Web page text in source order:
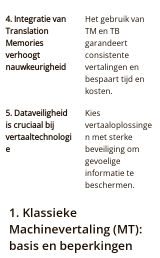
4. Integratie van
Translation
Memories
verhoogt
nauwkeurigheid
Het gebruik van
TM en TB
garandeert
consistente
vertalingen en
bespaart tijd en
kosten.
5. Dataveiligheid
is cruciaal bij
vertaaltechnologi
e
Kies
vertaaloplossinge
n met sterke
beveiliging om
gevoelige
informatie te
beschermen.
1. Klassieke
Machinevertaling (MT):
basis en beperkingen